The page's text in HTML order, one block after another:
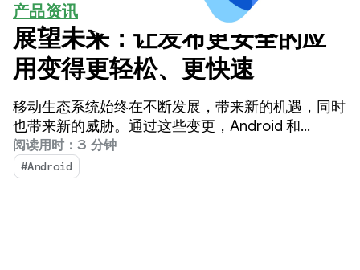
产品资讯
展望未来：让发布更安全的应
用变得更轻松、更快速
移动生态系统始终在不断发展，带来新的机遇，同时
也带来新的威胁。通过这些变更，Android 和
Google Play 将继续致力于确保数十亿用户可以放心
地享受应用带来的乐趣，并让开发者创新蓬勃发展。
阅读用时：3 分钟
#Android